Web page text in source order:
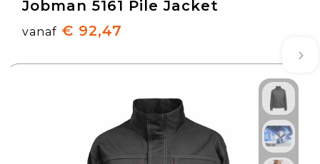
Jobman 5161 Pile Jacket
vanaf € 92,47